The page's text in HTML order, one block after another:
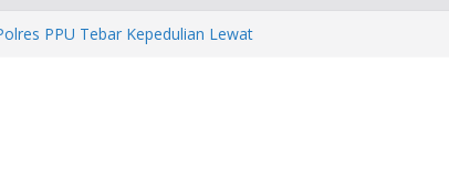
PPU Tebar Kepedulian Lewat
Cepu
di KIPP Karena Jual Air Mineral
Bupati PPU Dukung